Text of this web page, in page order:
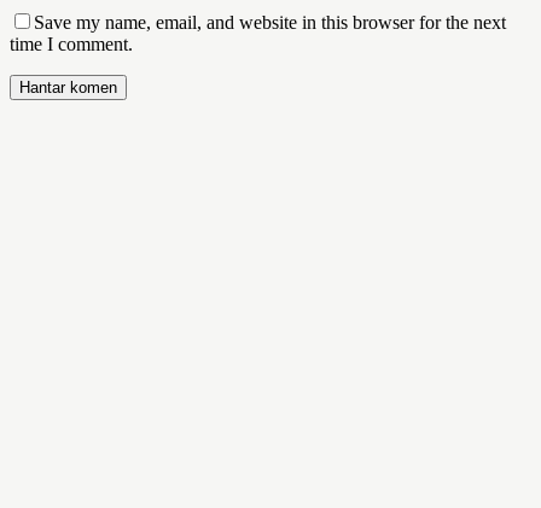
Save my name, email, and website in this browser for the next
time I comment.